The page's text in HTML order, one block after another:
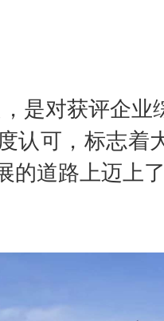
是对获评企业
认可，标志着
的道路上迈上